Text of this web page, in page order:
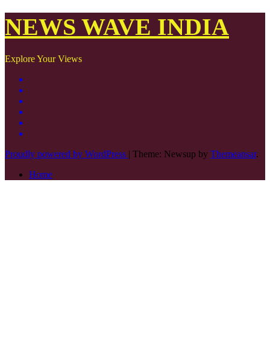
NEWS WAVE INDIA
Explore Your Views
Proudly powered by WordPress | Theme: Newsup by Themeansar.
Home